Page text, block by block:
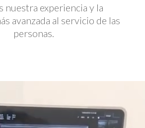
nuestra experiencia y la
avanzada al servicio de las
personas.